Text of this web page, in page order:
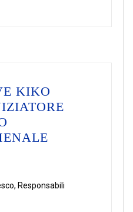
KIKO
, Responsabili